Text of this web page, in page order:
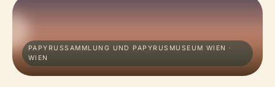
PAPYRUSSAMMLUNG UND PAPYRUSMUSEUM WIEN ·
WIEN